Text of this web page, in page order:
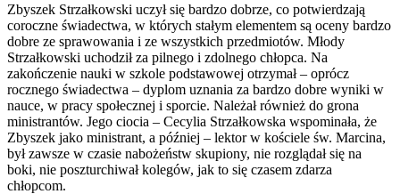
Zbyszek Strzałkowski uczył się bardzo dobrze, co potwierdzają
coroczne świadectwa, w których stałym elementem są oceny bardzo
dobre ze sprawowania i ze wszystkich przedmiotów. Młody
Strzałkowski uchodził za pilnego i zdolnego chłopca. Na
zakończenie nauki w szkole podstawowej otrzymał – oprócz
rocznego świadectwa – dyplom uznania za bardzo dobre wyniki w
nauce, w pracy społecznej i sporcie. Należał również do grona
ministrantów. Jego ciocia – Cecylia Strzałkowska wspominała, że
Zbyszek jako ministrant, a później – lektor w kościele św. Marcina,
był zawsze w czasie nabożeństw skupiony, nie rozglądał się na
boki, nie poszturchiwał kolegów, jak to się czasem zdarza
chłopcom.